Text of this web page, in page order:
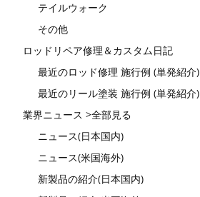
テイルウォーク
その他
ロッドリペア修理＆カスタム日記
最近のロッド修理 施行例 (単発紹介)
最近のリール塗装 施行例 (単発紹介)
業界ニュース >全部見る
ニュース(日本国内)
ニュース(米国海外)
新製品の紹介(日本国内)